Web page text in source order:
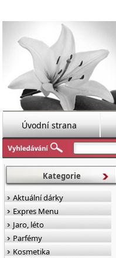
Úvodní strana
Kategorie
Aktuální dárky
Expres Menu
Jaro, léto
Parfémy
Kosmetika